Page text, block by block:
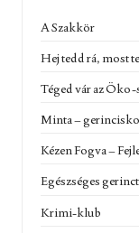
A Szakkör
Hej tedd rá, most
Téged vár az
Minta –
Kézen Fogva –
Egészséges
Krimi-klub